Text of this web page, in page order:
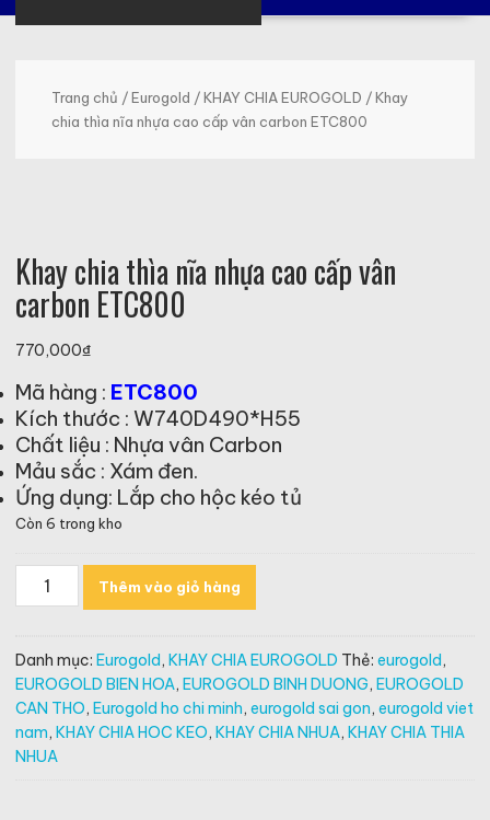
Trang chủ /Eurogold /KHAY CHIA EUROGOLD / Khay
chia thìa nĩa nhựa cao cấp vân carbon ETC800
Khay chia thìa nĩa nhựa cao cấp vân
carbon ETC800
770,000₫
Mã hàng : ETC800
Kích thước : W740D490*H55
Chất liệu : Nhựa vân Carbon
Mảu sắc : Xám đen.
Ứng dụng: Lắp cho hộc kéo tủ
Còn 6 trong kho
Khay
nhựa
cao
cấp
vân
carbon
Thêm vào giỏ hàng
Danh mục: Eurogold, KHAY CHIA EUROGOLD Thẻ: eurogold,
EUROGOLD BIEN HOA, EUROGOLD BINH DUONG, EUROGOLD
CAN THO, Eurogold ho chi minh, eurogold sai gon, eurogold viet
nam, KHAY CHIA HOC KEO, KHAY CHIA NHUA, KHAY CHIA THIA
NHUA